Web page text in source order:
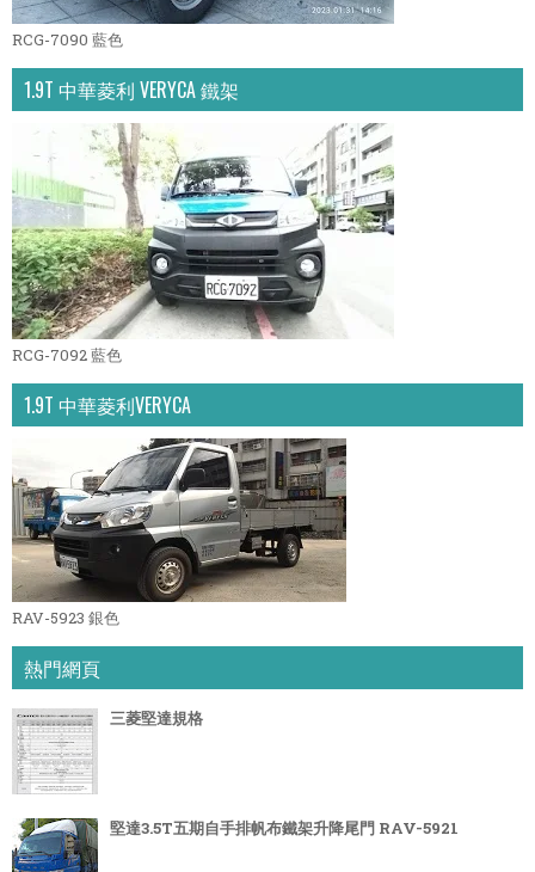
RCG-7090 藍色
1.9T 中華菱利 VERYCA 鐵架
RCG-7092 藍色
1.9T 中華菱利VERYCA
RAV-5923 銀色
熱門網頁
三菱堅達規格
堅達3.5T五期自手排帆布鐵架升降尾門 RAV-5921